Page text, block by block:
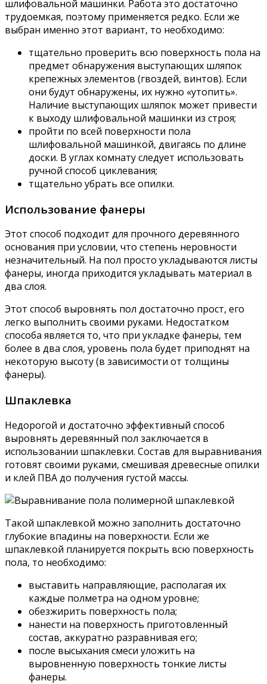
шлифовальной машинки. Работа это достаточно
трудоемкая, поэтому применяется редко. Если же
выбран именно этот вариант, то необходимо:
тщательно проверить всю поверхность пола на
предмет обнаружения выступающих шляпок
крепежных элементов (гвоздей, винтов). Если
они будут обнаружены, их нужно «утопить».
Наличие выступающих шляпок может привести
к выходу шлифовальной машинки из строя;
пройти по всей поверхности пола
шлифовальной машинкой, двигаясь по длине
доски. В углах комнату следует использовать
ручной способ циклевания;
тщательно убрать все опилки.
Использование фанеры
Этот способ подходит для прочного деревянного
основания при условии, что степень неровности
незначительный. На пол просто укладываются листы
фанеры, иногда приходится укладывать материал в
два слоя.
Этот способ выровнять пол достаточно прост, его
легко выполнить своими руками. Недостатком
способа является то, что при укладке фанеры, тем
более в два слоя, уровень пола будет приподнят на
некоторую высоту (в зависимости от толщины
фанеры).
Шпаклевка
Недорогой и достаточно эффективный способ
выровнять деревянный пол заключается в
использовании шпаклевки. Состав для выравнивания
готовят своими руками, смешивая древесные опилки
и клей ПВА до получения густой массы.
Такой шпаклевкой можно заполнить достаточно
глубокие впадины на поверхности. Если же
шпаклевкой планируется покрыть всю поверхность
пола, то необходимо:
выставить направляющие, располагая их
каждые полметра на одном уровне;
обезжирить поверхность пола;
нанести на поверхность приготовленный
состав, аккуратно разравнивая его;
после высыхания смеси уложить на
выровненную поверхность тонкие листы
фанеры.